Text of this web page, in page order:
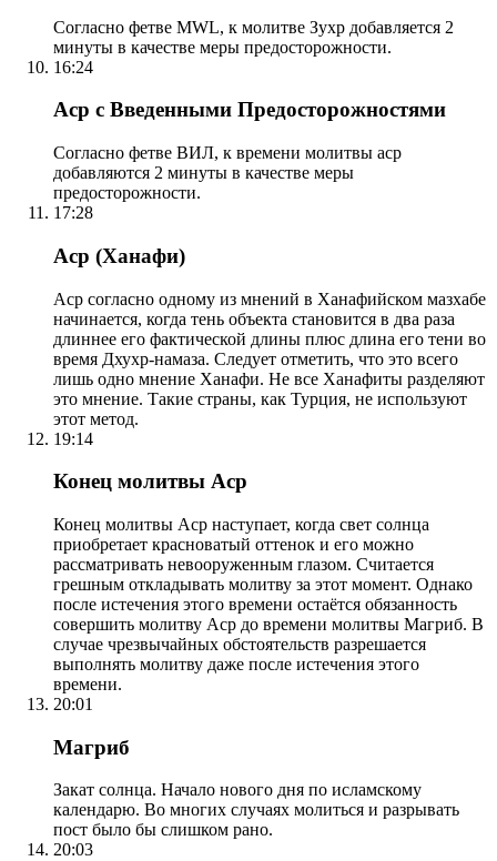
Согласно фетве MWL, к молитве Зухр добавляется 2
минуты в качестве меры предосторожности.
16:24
Аср с Введенными Предосторожностями
Согласно фетве ВИЛ, к времени молитвы аср
добавляются 2 минуты в качестве меры
предосторожности.
17:28
Аср (Ханафи)
Аср согласно одному из мнений в Ханафийском мазхабе
начинается, когда тень объекта становится в два раза
длиннее его фактической длины плюс длина его тени во
время Дхухр-намаза. Следует отметить, что это всего
лишь одно мнение Ханафи. Не все Ханафиты разделяют
это мнение. Такие страны, как Турция, не используют
этот метод.
19:14
Конец молитвы Аср
Конец молитвы Аср наступает, когда свет солнца
приобретает красноватый оттенок и его можно
рассматривать невооруженным глазом. Считается
грешным откладывать молитву за этот момент. Однако
после истечения этого времени остаётся обязанность
совершить молитву Аср до времени молитвы Магриб. В
случае чрезвычайных обстоятельств разрешается
выполнять молитву даже после истечения этого
времени.
20:01
Магриб
Закат солнца. Начало нового дня по исламскому
календарю. Во многих случаях молиться и разрывать
пост было бы слишком рано.
20:03